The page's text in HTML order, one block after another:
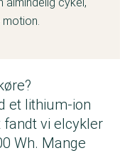
cykel,
et lithium-ion
fandt vi elcykler
Wh. Mange